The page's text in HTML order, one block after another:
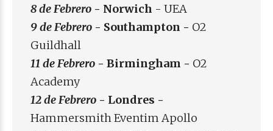
8 de Febrero - Norwich - UEA
9 de Febrero - Southampton - O2
Guildhall
11 de Febrero - Birmingham - O2
Academy
12 de Febrero - Londres -
Hammersmith Eventim Apollo